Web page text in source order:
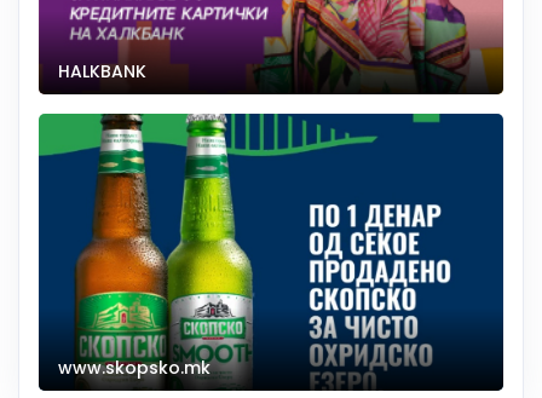
HALKBANK
www.skopsko.mk